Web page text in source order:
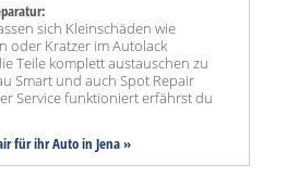
sich Kleinschäden wie
oder Kratzer im Autolack
Teile komplett austauschen zu
Smart und auch Spot Repair
Service funktioniert erfährst du
für ihr Auto in Jena »